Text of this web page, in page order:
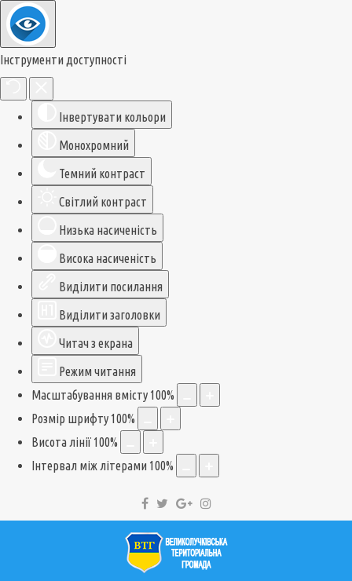
Інструменти доступності
Інвертувати кольори
Монохромний
Темний контраст
Світлий контраст
Низька насиченість
Висока насиченість
Виділити посилання
Виділити заголовки
Читач з екрана
Режим читання
Масштабування вмісту 100%
Розмір шрифту 100%
Висота лінії 100%
Інтервал між літерами 100%